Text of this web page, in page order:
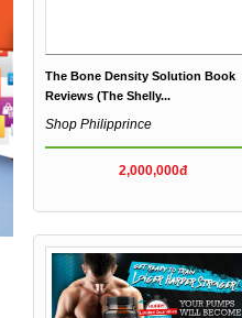
The Bone Density Solution Book
Reviews (The Shelly...
Shop Philipprince
2,000,000đ